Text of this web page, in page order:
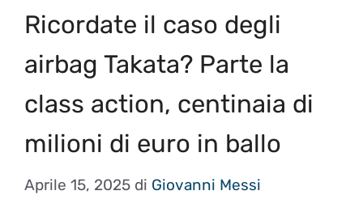
Ricordate il caso degli
airbag Takata? Parte la
class action, centinaia di
milioni di euro in ballo
Aprile 15, 2025 di Giovanni Messi